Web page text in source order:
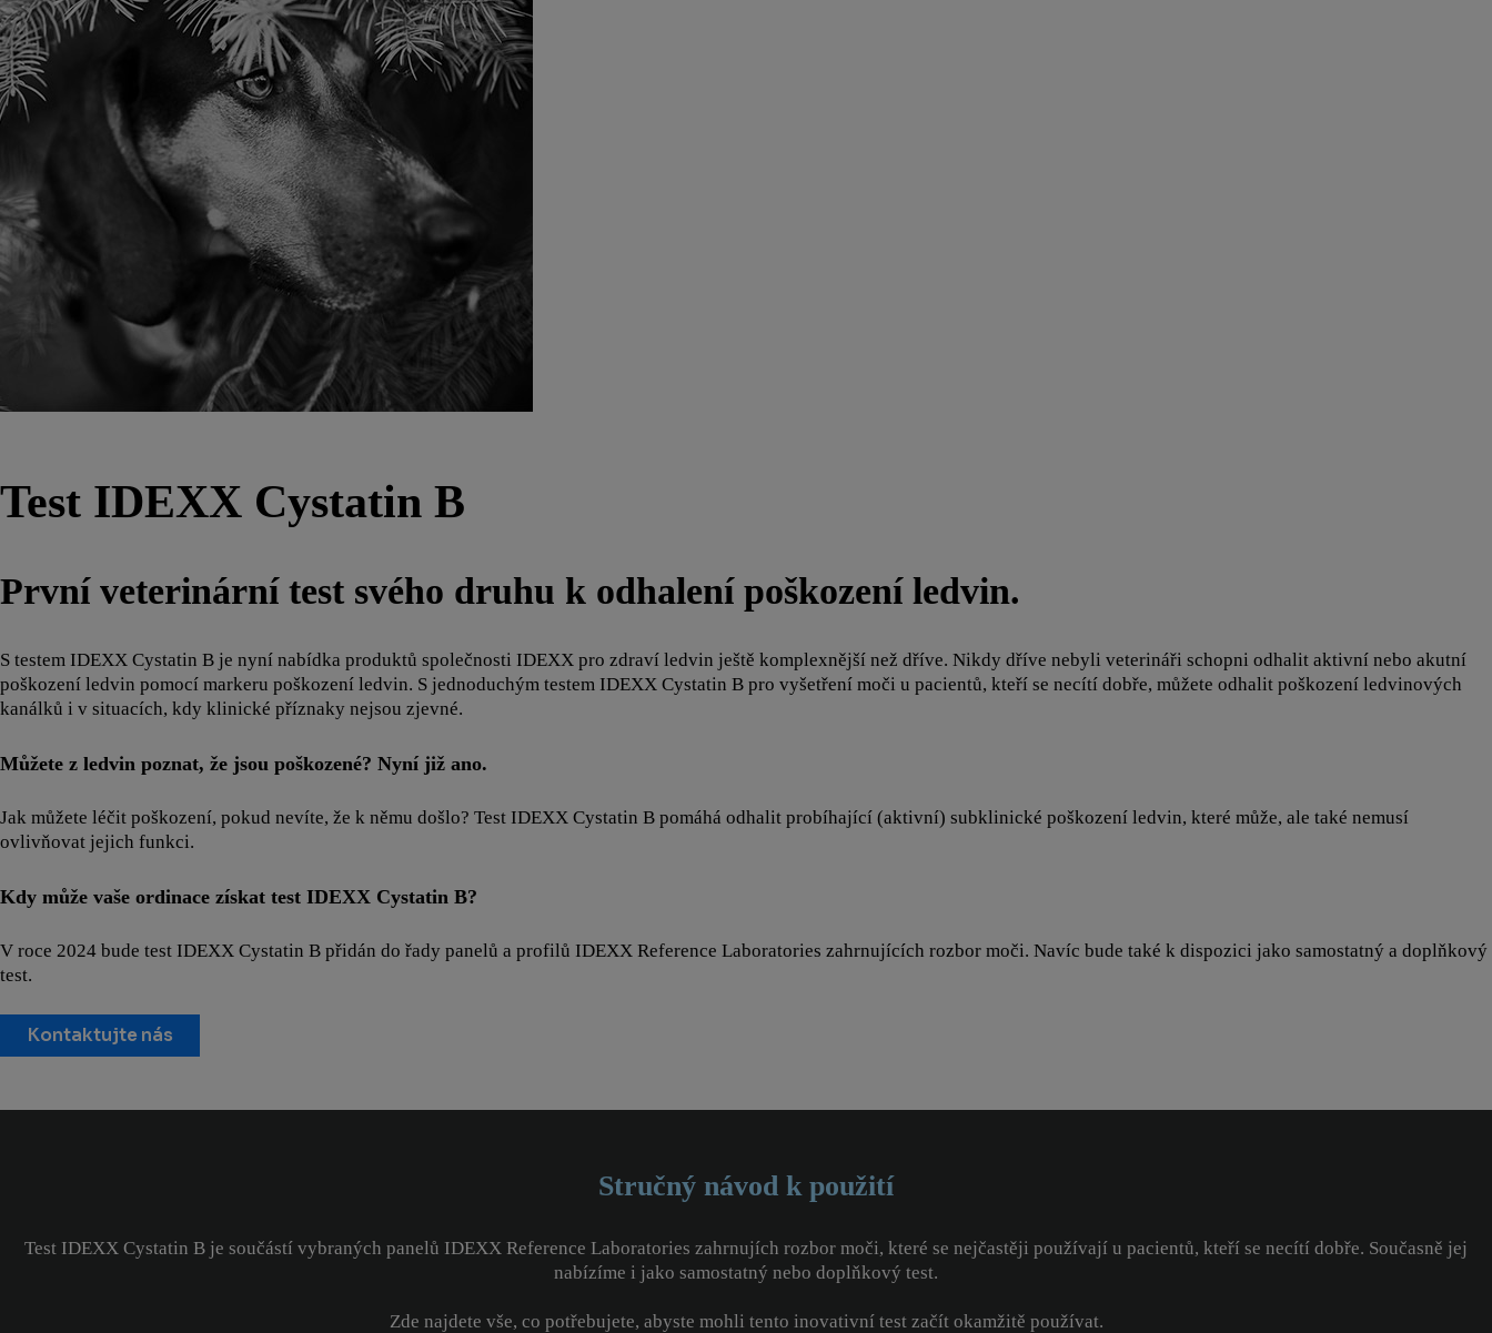
Test IDEXX Cystatin B
První veterinární test svého druhu k odhalení poškození ledvin.
S testem IDEXX Cystatin B je nyní nabídka produktů společnosti IDEXX pro zdraví ledvin ještě komplexnější než dříve. Nikdy dříve nebyli veterináři schopni odhalit aktivní nebo akutní
poškození ledvin pomocí markeru poškození ledvin. S jednoduchým testem IDEXX Cystatin B pro vyšetření moči u pacientů, kteří se necítí dobře, můžete odhalit poškození ledvinových
kanálků i v situacích, kdy klinické příznaky nejsou zjevné.
Můžete z ledvin poznat, že jsou poškozené? Nyní již ano.
Jak můžete léčit poškození, pokud nevíte, že k němu došlo? Test IDEXX Cystatin B pomáhá odhalit probíhající (aktivní) subklinické poškození ledvin, které může, ale také nemusí
ovlivňovat jejich funkci.
Kdy může vaše ordinace získat test IDEXX Cystatin B?
V roce 2024 bude test IDEXX Cystatin B přidán do řady panelů a profilů IDEXX Reference Laboratories zahrnujících rozbor moči. Navíc bude také k dispozici jako samostatný a doplňkový
test.
Kontaktujte nás
Stručný návod k použití
Test IDEXX Cystatin B je součástí vybraných panelů IDEXX Reference Laboratories zahrnujích rozbor moči, které se nejčastěji používají u pacientů, kteří se necítí dobře. Současně jej
nabízíme i jako samostatný nebo doplňkový test.
Zde najdete vše, co potřebujete, abyste mohli tento inovativní test začít okamžitě používat.